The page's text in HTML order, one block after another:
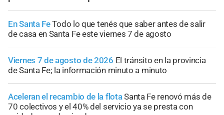
En Santa FeTodo lo que tenés que saber antes de salir
de casa en Santa Fe este viernes 7 de agosto
Viernes 7 de agosto de 2026 El tránsito en la provincia
de Santa Fe; la información minuto a minuto
Aceleran el recambio de la flotaSanta Fe renovó más de
70 colectivos y el 40% del servicio ya se presta con